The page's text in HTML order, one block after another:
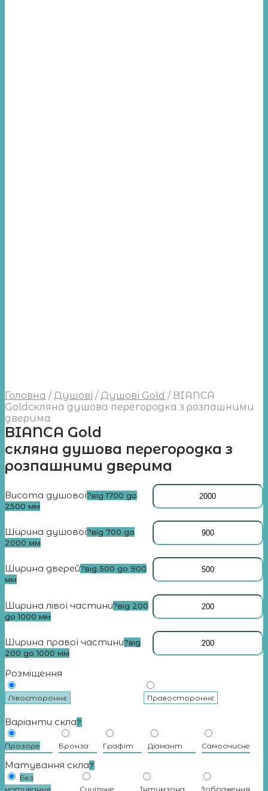
Головна / Душові / Душові Gold /BIANCA
Goldcкляна душова перегородка з розпашними
дверима
BIANCA Gold
cкляна душова перегородка з
розпашними дверима
Висота душової?від 1700 до
2500 мм
Ширина душової?від 700 до
2000 мм
Ширина дверей?від 500 до 900
мм
Ширина лівої частини?від 200
до 1000 мм
Ширина правої частини?від
200 до 1000 мм
Розміщення
Лівостороннє Правостороннє
Варіанти скла?
Прозоре Бронза Графіт Діамант Самоочисне
Матування скла?
Без
матування
Суцільне Iнтимзона Зображення